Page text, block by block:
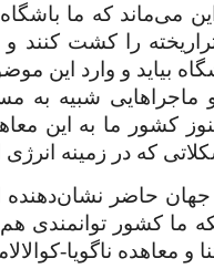
می‌ماند که ما
را کشت
بیاید و وارد این
ماجراهایی شبیه به
کشور ما به این
که در زمینه انرژی
جهان حاضر نشان‌دهنده
ما کشور توانمندی
و معاهده ناگویا-